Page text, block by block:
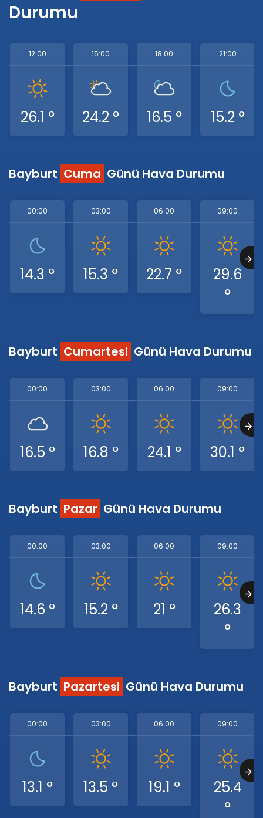
Durumu
12:00
26.1 °
15:00
24.2 °
18:00
16.5 °
21:00
15.2 °
Bayburt Cuma Günü Hava Durumu
00:00
14.3 °
03:00
15.3 °
06:00
22.7 °
09:00
29.6
°
Bayburt Cumartesi Günü Hava Durumu
00:00
16.5 °
03:00
16.8 °
06:00
24.1 °
09:00
30.1 °
Bayburt Pazar Günü Hava Durumu
00:00
14.6 °
03:00
15.2 °
06:00
21 °
09:00
26.3
°
Bayburt Pazartesi Günü Hava Durumu
00:00
13.1 °
03:00
13.5 °
06:00
19.1 °
09:00
25.4
°